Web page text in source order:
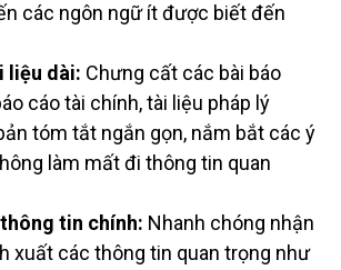
các ngôn ngữ ít được biết đến
liệu dài: Chưng cất các bài báo
cáo tài chính, tài liệu pháp lý
tóm tắt ngắn gọn, nắm bắt các ý
làm mất đi thông tin quan
tin chính: Nhanh chóng nhận
xuất các thông tin quan trọng như